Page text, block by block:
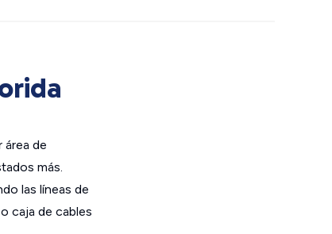
área de
más.
las líneas de
caja de cables